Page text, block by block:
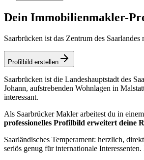
Dein Immobilienmakler-
Saarbrücken ist das Zentrum des
Profilbild erstellen
Saarbrücken ist die Landeshauptstadt des
Johann, aufstrebenden Wohnlagen in
interessant.
Als Saarbrücker Makler arbeitest du in
professionelles Profilbild erweitert deine
Saarländisches Temperament: herzlich,
seriös genug für internationale